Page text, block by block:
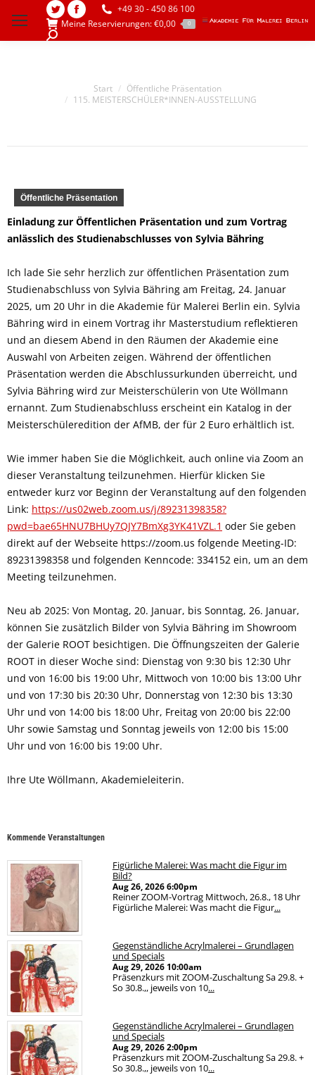
Twitter
page
Facebook
new
+49 30 - 450 86 100
Meine Reservierungen:€0,00 0
Search:
Sie befinden sich hier:
Start
Öffentliche Präsentation
115. MEISTERSCHÜLER*INNEN-AUSSTELLUNG
Öffentliche Präsentation
Einladung zur Öffentlichen Präsentation und zum Vortrag
anlässlich des Studienabschlusses von Sylvia Bähring
Ich lade Sie sehr herzlich zur öffentlichen Präsentation zum
Studienabschluss von Sylvia Bähring am Freitag, 24. Januar
2025, um 20 Uhr in die Akademie für Malerei Berlin ein. Sylvia
Bähring wird in einem Vortrag ihr Masterstudium reflektieren
und an diesem Abend in den Räumen der Akademie eine
Auswahl von Arbeiten zeigen. Während der öffentlichen
Präsentation werden die Abschlussurkunden überreicht, und
Sylvia Bähring wird zur Meisterschülerin von Ute Wöllmann
ernannt. Zum Studienabschluss erscheint ein Katalog in der
Meisterschüleredition der AfMB, der für 2 Euro erhältlich ist.
Wie immer haben Sie die Möglichkeit, auch online via Zoom an
dieser Veranstaltung teilzunehmen. Hierfür klicken Sie
entweder kurz vor Beginn der Veranstaltung auf den folgenden
Link: https://us02web.zoom.us/j/89231398358?
pwd=bae65HNU7BHUy7QJY7BmXg3YK41VZL.1 oder Sie geben
direkt auf der Webseite https://zoom.us folgende Meeting-ID:
89231398358 und folgenden Kenncode: 334152 ein, um an dem
Meeting teilzunehmen.
Neu ab 2025: Von Montag, 20. Januar, bis Sonntag, 26. Januar,
können Sie zusätzlich Bilder von Sylvia Bähring im Showroom
der Galerie ROOT besichtigen. Die Öffnungszeiten der Galerie
ROOT in dieser Woche sind: Dienstag von 9:30 bis 12:30 Uhr
und von 16:00 bis 19:00 Uhr, Mittwoch von 10:00 bis 13:00 Uhr
und von 17:30 bis 20:30 Uhr, Donnerstag von 12:30 bis 13:30
Uhr und von 14:00 bis 18:00 Uhr, Freitag von 20:00 bis 22:00
Uhr sowie Samstag und Sonntag jeweils von 12:00 bis 15:00
Uhr und von 16:00 bis 19:00 Uhr.
Ihre Ute Wöllmann, Akademieleiterin.
Kommende Veranstaltungen
Figürliche Malerei: Was macht die Figur im
Bild?
Aug 26, 20266:00pm
Reiner ZOOM-Vortrag Mittwoch, 26.8., 18 Uhr
Figürliche Malerei: Was macht die Figur...
Gegenständliche Acrylmalerei – Grundlagen
und Specials
Aug 29, 2026 10:00am
Präsenzkurs mit ZOOM-Zuschaltung Sa 29.8. +
So 30.8.,, jeweils von 10...
Gegenständliche Acrylmalerei – Grundlagen
und Specials
Aug 29, 20262:00pm
Präsenzkurs mit ZOOM-Zuschaltung Sa 29.8. +
So 30.8.,, jeweils von 10...